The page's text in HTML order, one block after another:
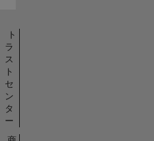
ト
ラ
ス
ト
セ
ン
タ
ー